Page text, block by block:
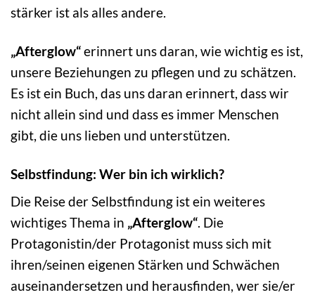
stärker ist als alles andere.
„Afterglow“erinnert uns daran, wie wichtig es ist,
unsere Beziehungen zu pflegen und zu schätzen.
Es ist ein Buch, das uns daran erinnert, dass wir
nicht allein sind und dass es immer Menschen
gibt, die uns lieben und unterstützen.
Selbstfindung: Wer bin ich wirklich?
Die Reise der Selbstfindung ist ein weiteres
wichtiges Thema in „Afterglow“. Die
Protagonistin/der Protagonist muss sich mit
ihren/seinen eigenen Stärken und Schwächen
auseinandersetzen und herausfinden, wer sie/er